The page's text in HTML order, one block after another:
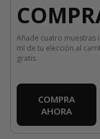
Añade cuatro muestras
ml de tu elección al
gratis.
COMPRA
AHORA